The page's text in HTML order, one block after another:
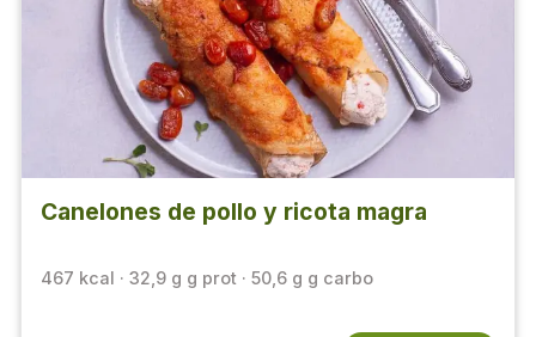
Canelones de pollo y ricota magra
467 kcal · 32,9 g g prot · 50,6 g g carbo